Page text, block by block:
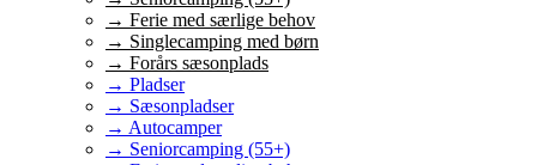
→ Ferie med særlige behov
→ Singlecamping med børn
→ Forårs sæsonplads
→ Pladser
→ Sæsonpladser
→ Autocamper
→ Seniorcamping (55+)